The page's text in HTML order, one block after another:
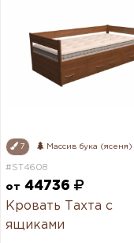
7 Массив бука (ясеня)
#ST4608
от 44736
Кровать Тахта с
ящиками